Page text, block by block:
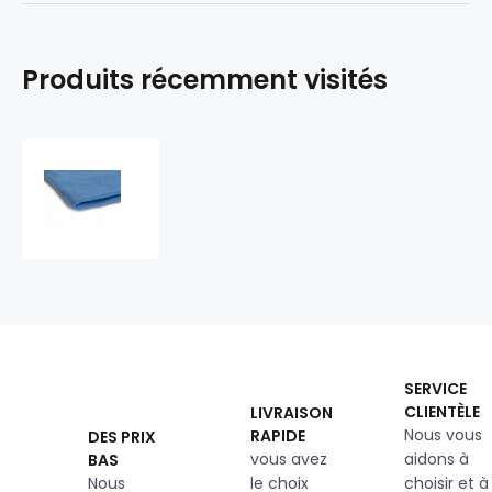
Produits récemment visités
DES PRIX
BAS
Nous
LIVRAISON
RAPIDE
vous avez
le choix
SERVICE
CLIENTÈLE
Nous vous
aidons à
choisir et à